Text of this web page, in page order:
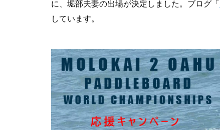
に、堀部夫妻の出場が決定しました。ブログ「
しています。